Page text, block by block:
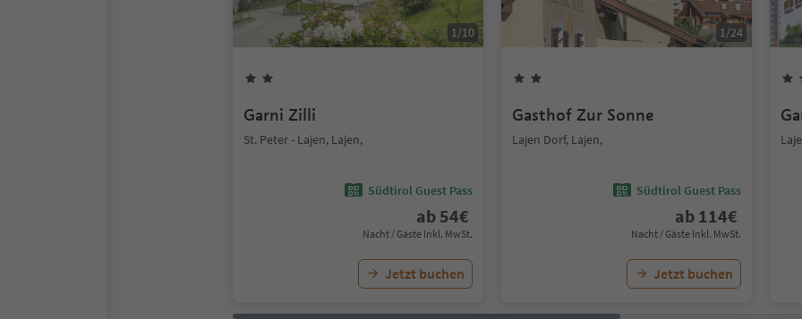
1/10
Garni Zilli
St. Peter - Lajen, Lajen,
Südtirol Guest Pass
ab 54€
Nacht / Gäste Inkl. MwSt.
Jetzt buchen
1/24
Gasthof Zur Sonne
Lajen Dorf, Lajen,
Südtirol Guest Pass
ab 114€
Nacht / Gäste Inkl. MwSt.
Jetzt buchen